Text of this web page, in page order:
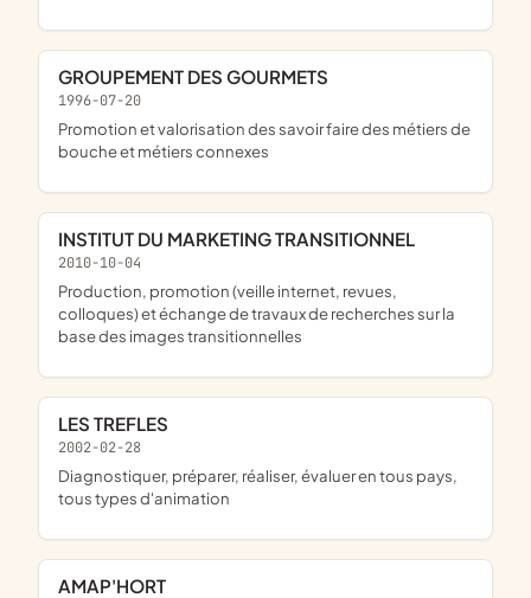
GROUPEMENT DES GOURMETS
1996-07-20
promotion et valorisation des savoir faire des métiers de
bouche et métiers connexes
INSTITUT DU MARKETING TRANSITIONNEL
2010-10-04
production, promotion (veille internet, revues,
colloques) et échange de travaux de recherches sur la
base des images transitionnelles
LES TREFLES
2002-02-28
diagnostiquer, préparer, réaliser, évaluer en tous pays,
tous types d'animation
AMAP'HORT